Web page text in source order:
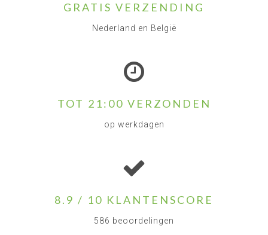
GRATIS VERZENDING
Nederland en België
TOT 21:00 VERZONDEN
op werkdagen
8.9 / 10 KLANTENSCORE
586 beoordelingen